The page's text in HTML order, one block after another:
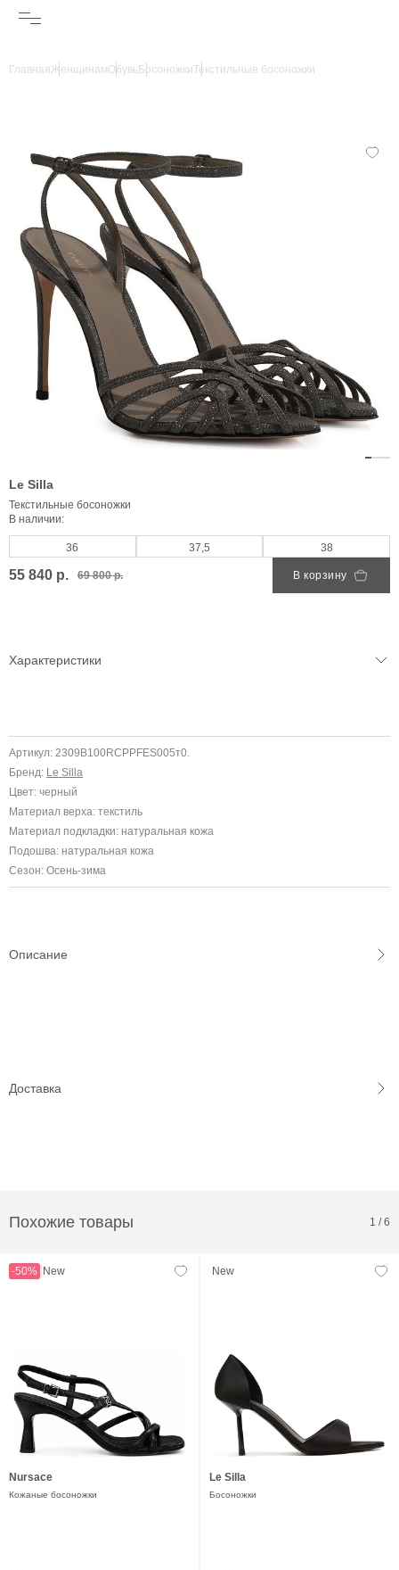
ГлавнаяЖенщинамОбувьБосоножкиТекстильные босоножки
Le Silla
Текстильные босоножки
В наличии:
36 37,5 38
55 840 р. 69 800 р. В корзину
Характеристики
Артикул: 2309B100RCPPFES005т0.
Бренд: Le Silla
Цвет: черный
Материал верха: текстиль
Материал подкладки: натуральная кожа
Подошва: натуральная кожа
Сезон: Осень-зима
Описание
Доставка
Похожие товары 1 /6
-50% New
Nursace
Кожаные босоножки
New
Le Silla
Босоножки